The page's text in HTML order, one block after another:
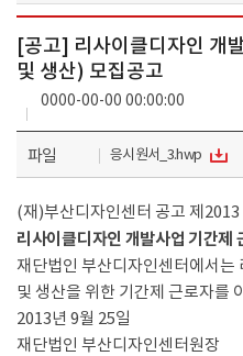
[공고] 리사이클디자인 개
및 생산) 모집공고
0000-00-00 00:00:00
파일 응시원서_3.hwp
(재)부산디자인센터 공고 제2013
리사이클디자인 개발사업 기간제
재단법인 부산디자인센터에서는
및 생산을 위한 기간제 근로자를
2013년 9월 25일
재단법인 부산디자인센터원장